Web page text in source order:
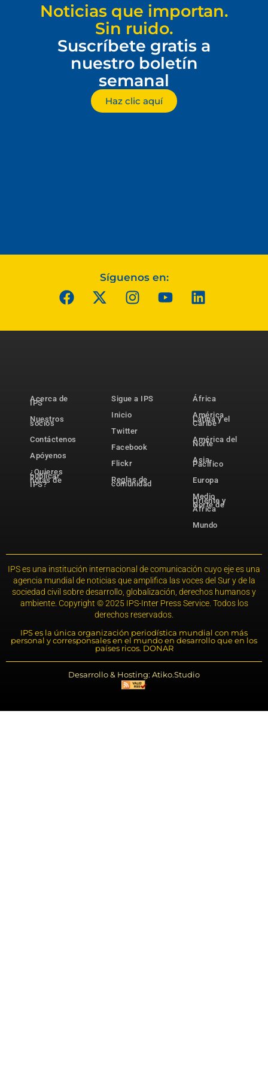
Noticias que importan.
Sin ruido.
Suscríbete gratis a
nuestro boletín
semanal
Haz clic aquí
Síguenos en:
Acerca de
IPS
Nuestros
socios
Contáctenos
Apóyenos
¿Quieres
publicar
notas de
IPS?
Sigue a IPS
Inicio
Twitter
Facebook
Flickr
Reglas de
comunidad
África
América
Latina y el
Caribe
América del
Norte
Asia-
Pacífico
Europa
Medio
Oriente y
Norte de
África
Mundo
IPS es una institución internacional de comunicación cuyo eje es una
agencia mundial de noticias que amplifica las voces del Sur y de la
sociedad civil sobre desarrollo, globalización, derechos humanos y
ambiente. Copyright © 2025 IPS-Inter Press Service. Todos los
derechos reservados.
IPS es la única organización periodística mundial con más
personal y corresponsales en el mundo en desarrollo que en los
países ricos. DONAR
Desarrollo & Hosting: Atiko.Studio